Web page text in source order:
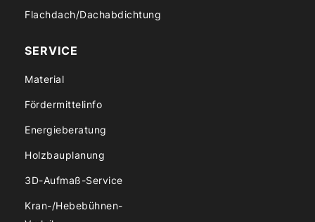
Flachdach/Dachabdichtung
SERVICE
Material
Fördermittelinfo
Energieberatung
Holzbauplanung
3D-Aufmaß-Service
Kran-/Hebebühnen-